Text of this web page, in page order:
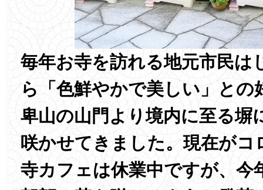
毎年お寺を訪れる地元市民は
ら「色鮮やかで美しい」との
卑山の山門より境内に至る塀
咲かせてきました。現在がコ
寺カフェは休業中ですが、今